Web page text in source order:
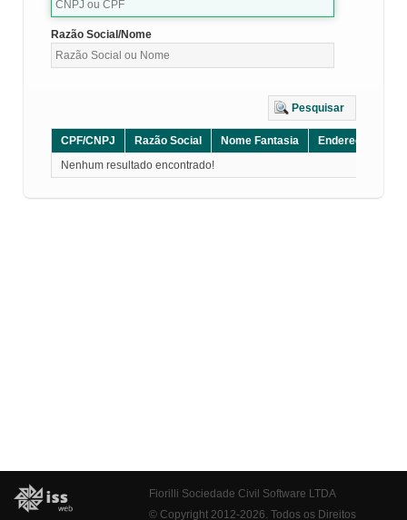
Razão Social/Nome
Pesquisar
CPF/CNPJ Razão Social Nome Fantasia Endereço
Nenhum resultado encontrado!
Fiorilli Sociedade Civil Software LTDA
© Copyright 2012-2026. Todos os Direitos